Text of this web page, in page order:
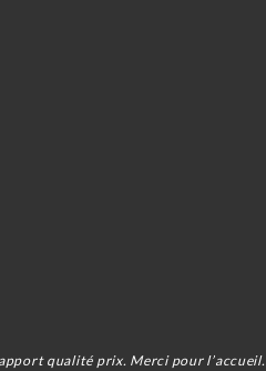
qualité prix. Merci pour l’accueil.